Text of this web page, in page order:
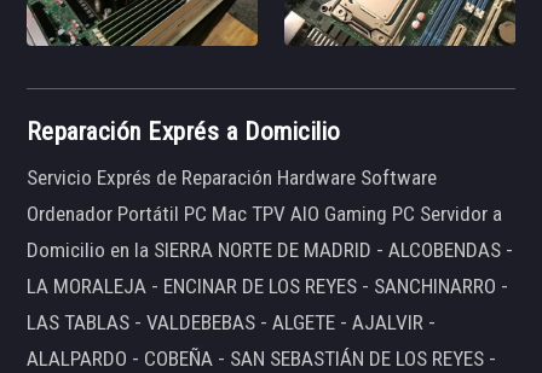
Reparación Exprés a Domicilio
Servicio Exprés de Reparación Hardware Software
Ordenador Portátil PC Mac TPV AIO Gaming PC Servidor a
Domicilio en la SIERRA NORTE DE MADRID - ALCOBENDAS -
LA MORALEJA - ENCINAR DE LOS REYES - SANCHINARRO -
LAS TABLAS - VALDEBEBAS - ALGETE - AJALVIR -
ALALPARDO - COBEÑA - SAN SEBASTIÁN DE LOS REYES -